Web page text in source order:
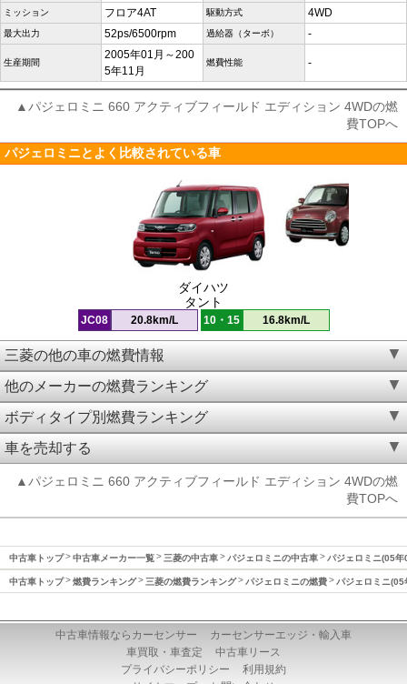
ミッション フロア4AT 駆動方式 4WD
最大出力 52ps/6500rpm 過給器（ターボ） -
生産期間
2005年01月～200
5年11月
燃費性能 -
▲パジェロミニ 660 アクティブフィールド エディション 4WDの燃
費TOPへ
パジェロミニとよく比較されている車
ダイハツ
タント
JC08 20.8km/L 10・15 16.8km/L
三菱の他の車の燃費情報
他のメーカーの燃費ランキング
ボディタイプ別燃費ランキング
車を売却する
▲パジェロミニ 660 アクティブフィールド エディション 4WDの燃
費TOPへ
中古車トップ 中古車メーカー一覧 三菱の中古車 パジェロミニの中古車 パジェロミニ(05
中古車トップ 燃費ランキング 三菱の燃費ランキング パジェロミニの燃費 パジェロミニ
中古車情報ならカーセンサー
カーセンサーエッジ・輸入車
車買取・車査定
中古車リース
プライバシーポリシー
利用規約